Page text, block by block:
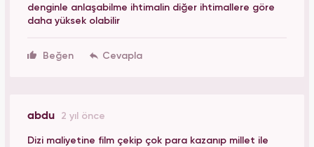
denginle anlaşabilme ihtimalin diğer ihtimallere göre
daha yüksek olabilir
Beğen
abdu 2 yıl önce
Dizi maliyetine film çekip çok para kazanıp millet ile